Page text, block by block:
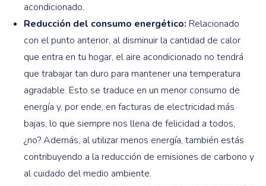
acondicionado.
Reducción del consumo energético: Relacionado
con el punto anterior, al disminuir la cantidad de calor
que entra en tu hogar, el aire acondicionado no tendrá
que trabajar tan duro para mantener una temperatura
agradable. Esto se traduce en un menor consumo de
energía y, por ende, en facturas de electricidad más
bajas, lo que siempre nos llena de felicidad a todos,
¿no? Además, al utilizar menos energía, también estás
contribuyendo a la reducción de emisiones de carbono y
al cuidado del medio ambiente.